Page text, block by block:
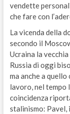
vendette
che fare con
La vicenda della
secondo il
Ucraina la
Russia di oggi
ma anche a
lavoro, nel tempo
coincidenza
stalinismo: Pavel,